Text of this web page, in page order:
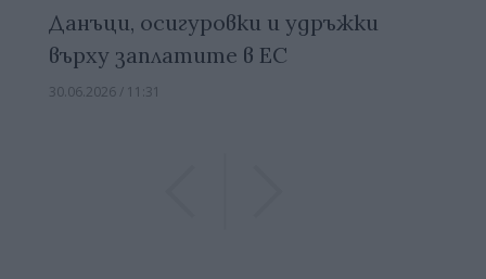
Данъци, осигуровки и удръжки
върху заплатите в ЕС
30.06.2026 / 11:31